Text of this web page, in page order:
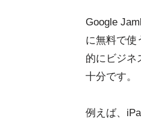
Google
に無料で使
的にビジネ
十分です。
例えば、